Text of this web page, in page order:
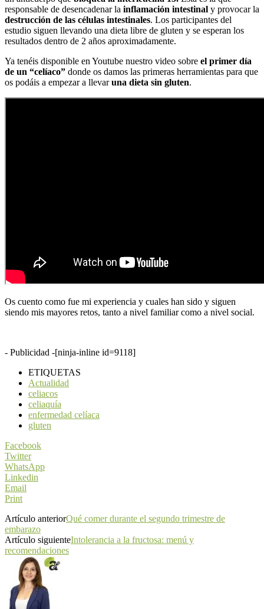
responsable de desencadenar la inflamación intestinal y provocar la
destrucción de las células intestinales. Los participantes del
estudio siguen llevando una dieta libre de gluten y se esperan los
resultados dentro de 2 años aproximadamente.
Ya tenéis disponible en Youtube nuestro video sobre el primer día
de un “celíaco” donde os damos las primeras herramientas para que
os podáis a empezar a llevaruna dieta sin gluten.
Os cuento como fue mi experiencia y cuales han sido y siguen
siendo mis mayores retos, tanto a nivel familiar como a nivel social.
- Publicidad -[ninja-inline id=9118]
ETIQUETAS
Actualidad
celiacos
celiaquía
enfermedad celíaca
gluten
Facebook
Twitter
WhatsApp
Linkedin
Email
Print
Artículo anteriorQué comer durante el segundo trimestre de
embarazo
Artículo siguienteIntolerancia a la fructosa: menú y
recomendaciones